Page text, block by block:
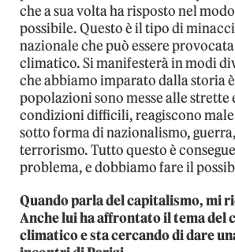
che a sua volta ha risposto nel
possibile. Questo è il tipo di
nazionale che può essere
climatico. Si manifesterà in modi
che abbiamo imparato dalla storia
popolazioni sono messe alle strette
condizioni difficili, reagiscono
sotto forma di nazionalismo,
terrorismo. Tutto questo è
problema, e dobbiamo fare il
Quando parla del capitalismo, mi
Anche lui ha affrontato il tema del
climatico e sta cercando di dare